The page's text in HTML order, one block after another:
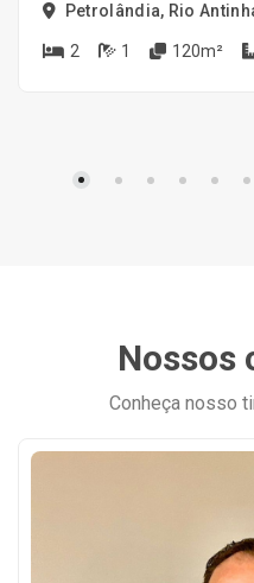
Petrolândia, Rio
2 1 120m²
Nossos
Conheça nosso